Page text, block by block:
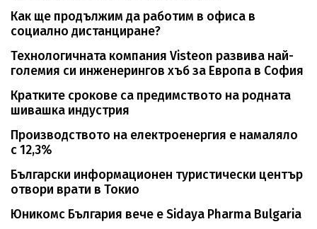
Как ще продължим да работим в офиса в
социално дистанциране?
Технологичната компания Visteon развива най-
големия си инженерингов хъб за Европа в София
Кратките срокове са предимството на родната
шивашка индустрия
Производството на електроенергия е намаляло
с 12,3%
Български информационен туристически център
отвори врати в Токио
Юникомс България вече е Sidaya Pharma Bulgaria